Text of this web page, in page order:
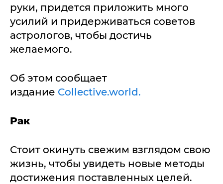
руки, придется приложить много
усилий и придерживаться советов
астрологов, чтобы достичь
желаемого.
Об этом сообщает
издание Сollective.world.
Рак
Стоит окинуть свежим взглядом свою
жизнь, чтобы увидеть новые методы
достижения поставленных целей.